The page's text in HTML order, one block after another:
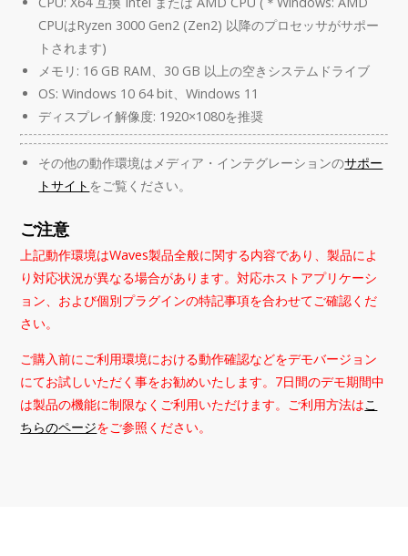
CPUはRyzen 3000 Gen2 (Zen2) 以降のプロセッサがサポー
トされます)
メモリ: 16 GB RAM、30 GB 以上の空きシステムドライブ
OS: Windows 10 64 bit、Windows 11
ディスプレイ解像度: 1920×1080を推奨
その他の動作環境はメディア・インテグレーションのサポー
トサイト をご覧ください。
ご注意
上記動作環境はWaves製品全般に関する内容であり、製品によ
り対応状況が異なる場合があります。対応ホストアプリケーシ
ョン、および個別プラグインの特記事項を合わせてご確認くだ
さい。
ご購入前にご利用環境における動作確認などをデモバージョン
にてお試しいただく事をお勧めいたします。7日間のデモ期間中
は製品の機能に制限なくご利用いただけます。ご利用方法はこ
ちらのページをご参照ください。